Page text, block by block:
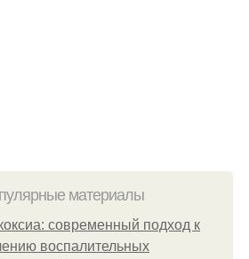
материалы
современный подход к
воспалительных